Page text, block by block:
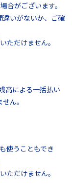
合がございます。
違いがないか、ご確
ただけません。
高による一括払い
ん。
使うこともでき
ただけません。